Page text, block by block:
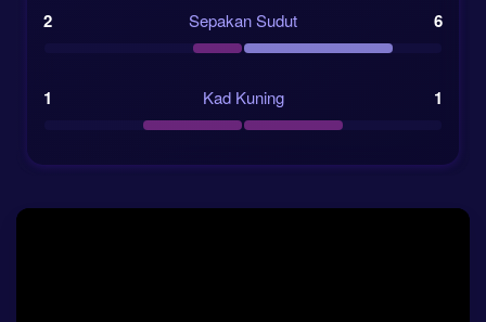
2 Sepakan Sudut 6
1 Kad Kuning 1